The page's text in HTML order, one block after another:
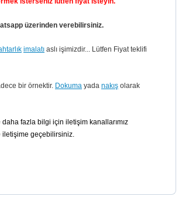
üzerinden verebilirsiniz.
imalatı aslı işimizdir... Lütfen Fiyat teklifi
bir örnektir. Dokuma yada nakış olarak
fazla bilgi için iletişim kanallarımız
geçebilirsiniz.